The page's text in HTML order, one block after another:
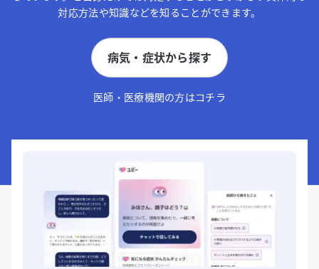
対応方法や知識などを知ることができます。
病気・症状から探す
医師・医療機関の方はコチラ